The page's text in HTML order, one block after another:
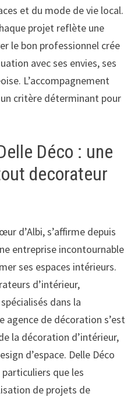
et du mode de vie local.
projet reflète une
le bon professionnel crée
avec ses envies, ses
L’accompagnement
critère déterminant pour
Déco : une
decorateur
d’Albi, s’affirme depuis
entreprise incontournable
ses espaces intérieurs.
d’intérieur,
dans la
de décoration s’est
la décoration d’intérieur,
d’espace. Delle Déco
que les
de projets de